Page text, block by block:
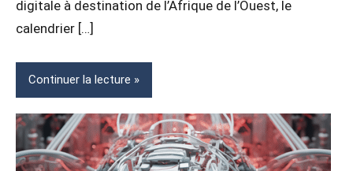
digitale à destination de l’Afrique de l’Ouest, le
calendrier […]
Continuer la lecture